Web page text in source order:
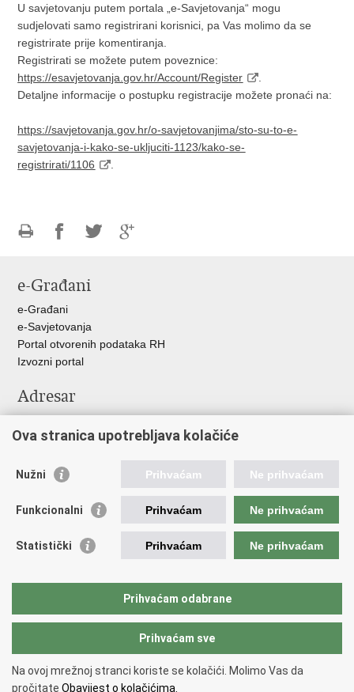
U savjetovanju putem portala „e-Savjetovanja“ mogu
sudjelovati samo registrirani korisnici, pa Vas molimo da se
registrirate prije komentiranja.
Registrirati se možete putem poveznice:
https://esavjetovanja.gov.hr/Account/Register
Detaljne informacije o postupku registracije možete pronaći na:
https://savjetovanja.gov.hr/o-savjetovanjima/sto-su-to-e-
savjetovanja-i-kako-se-ukljuciti-1123/kako-se-
registrirati/1106
FacebookuTwitteru
e-Građani
e-Građani
e-Savjetovanja
Portal otvorenih podataka RH
Izvozni portal
Adresar
Adresar tijela javne vlasti
Popis dužnosnika u RH
Važne poveznice
Agencija za lijekove i medicinske proizvode
Hrvatski zavod za javno zdravstvo
Hrvatski zavod za hitnu medicinu
Copyright © 2026 Ministarstvo zdravstva Republike Hrvatske.
Ova stranica upotrebljava kolačiće
Nužni Prihvaćam Ne prihvaćam
Funkcionalni Prihvaćam Ne prihvaćam
Statistički Prihvaćam Ne prihvaćam
Prihvaćam odabrane
Prihvaćam sve
Na ovoj mrežnoj stranci koriste se kolačići. Molimo Vas da
pročitate Obavijest o kolačićima.